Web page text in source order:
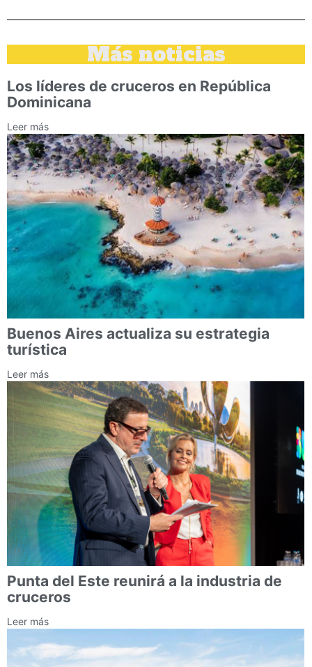
Más noticias
Los líderes de cruceros en República
Dominicana
Leer más
Buenos Aires actualiza su estrategia
turística
Leer más
Punta del Este reunirá a la industria de
cruceros
Leer más